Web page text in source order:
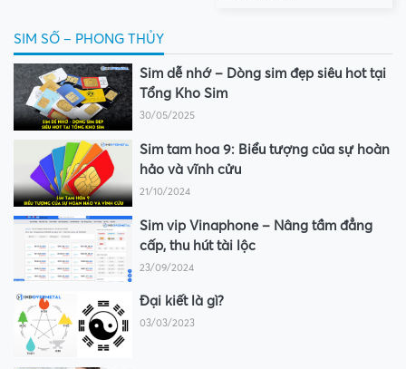
SIM SỐ – PHONG THỦY
Sim dễ nhớ – Dòng sim đẹp siêu hot tại
Tổng Kho Sim
30/05/2025
Sim tam hoa 9: Biểu tượng của sự hoàn
hảo và vĩnh cửu
21/10/2024
Sim vip Vinaphone – Nâng tầm đẳng
cấp, thu hút tài lộc
23/09/2024
Đại kiết là gì?
03/03/2023